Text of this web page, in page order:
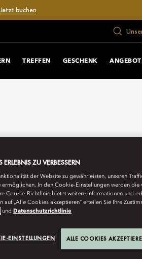
Jetzt buchen
TREFFEN GESCHENK
ZU VERBESSERN
der Website zu gewährleisten, unseren
ermöglichen. In den Cookie-Einstellungen werden die
Cookie-Richtlinie bietet weitere Informationen und
auf „Alle Cookies akzeptieren“ erteilen Sie Ihre
und Datenschutzrichtlinie
EINSTELLUNGEN ALLE COOKIES